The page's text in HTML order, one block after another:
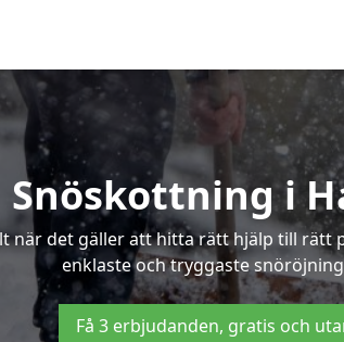
Snöskottning i
när det gäller att hitta rätt hjälp till
enklaste och tryggaste
Få 3 erbjudanden, gratis och